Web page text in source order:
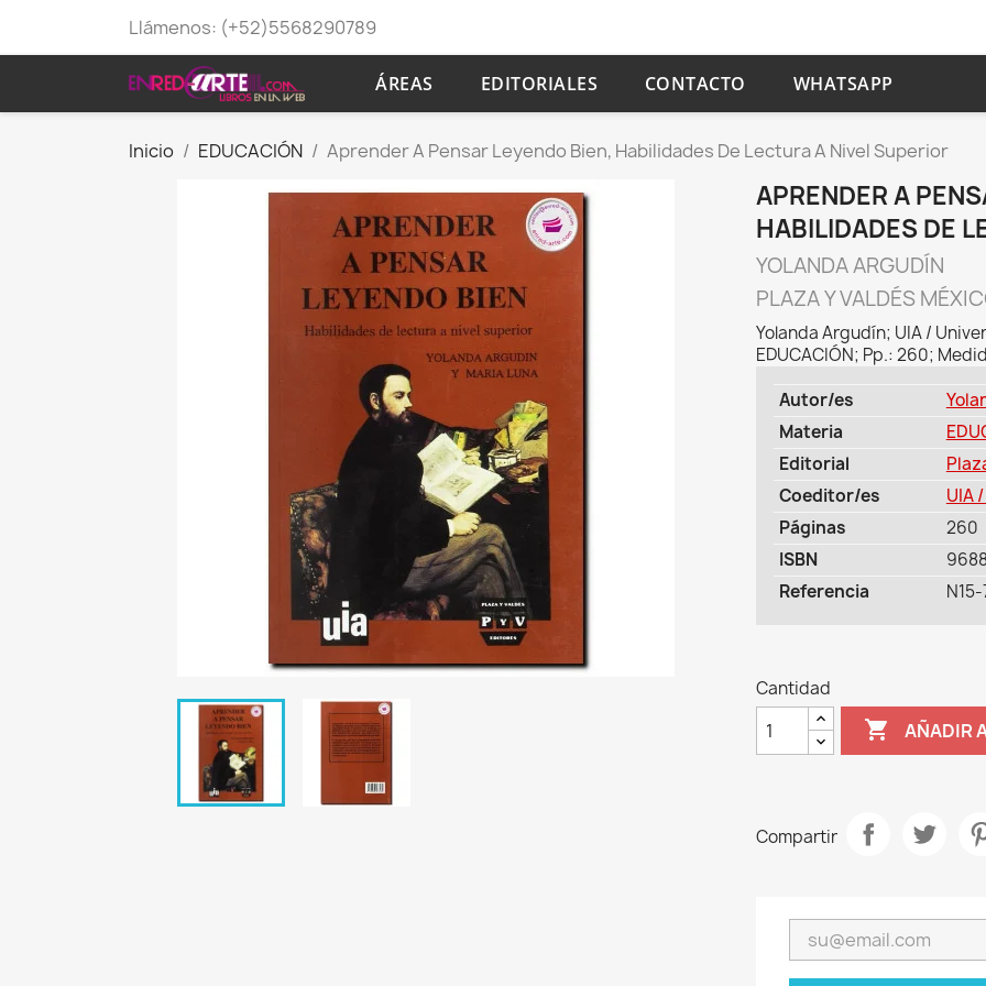
Llámenos: (+52)5568290789
ÁREAS EDITORIALES CONTACTO WHATSAPP
Inicio EDUCACIÓN Aprender A Pensar Leyendo Bien, Habilidades De Lectura A Nivel Superior
APRENDER A
HABILIDADES DE
YOLANDA ARGUDÍN
PLAZA Y VALDÉS
Yolanda Argudín; UIA /
EDUCACIÓN; Pp.: 260;
Autor/es
Materia
Editorial
Coeditor/es
UIA
Páginas
260
ISBN
Referencia
N15-
Cantidad
 AÑADIR
Compartir